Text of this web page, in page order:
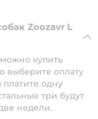
Zoozavr L
купить
выберите оплату
одну
три будут
недели.